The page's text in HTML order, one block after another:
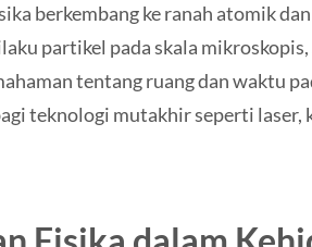
berkembang ke ranah atomik
partikel pada skala
tentang ruang dan waktu
teknologi mutakhir seperti laser,